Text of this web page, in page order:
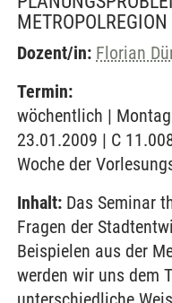
Dozent/in: Florian
Termin:
wöchentlich |
23.01.2009 | C
Woche der
Inhalt: Das Seminar
Fragen der
Beispielen aus der
werden wir uns dem